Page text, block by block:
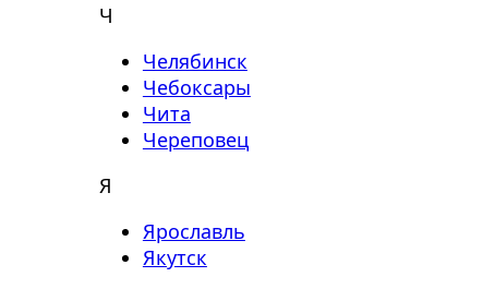
Ч
Челябинск
Чебоксары
Чита
Череповец
Я
Ярославль
Якутск